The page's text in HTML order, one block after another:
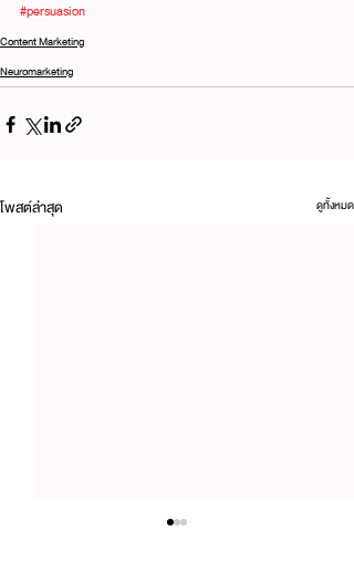
#persuasion
Content Marketing
Neuromarketing
โพสต์ล่าสุด ดูทั้งหมด